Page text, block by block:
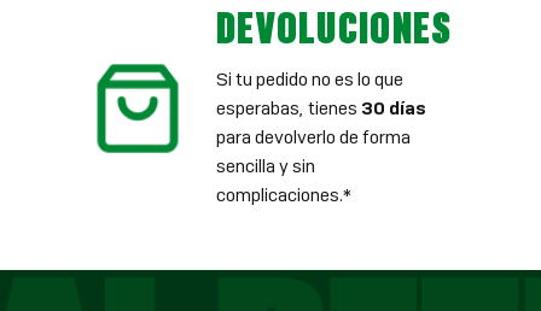
DEVOLUCIONES
Si tu pedido no es lo que
esperabas, tienes 30 días
para devolverlo de forma
sencilla y sin
complicaciones.*